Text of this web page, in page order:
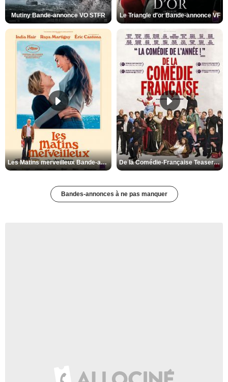
Mutiny Bande-annonce VO STFR Le Triangle d'or Bande-annonce VF
Les Matins merveilleux Bande-annonce VF De la Comédie-Française Teaser VF
Bandes-annonces à ne pas manquer